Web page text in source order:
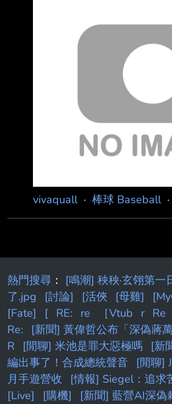
vivaquall· 棒球 Baseball·
熱門搜尋 ： [鳴潮] 秧秧·玄翎第一
了.jpg
[討論] [活俠 [母雞]
[Fate]
[ RE: re ［Vtub r Re
Re:
[新聞] 黃偉哲公布「深偽蔣
R
[閒聊] 米池是罪大惡極嗎
[新
編出事了！合成總統聲音
[閒聊]
月手遊營收
[情報] Siegel：追求
[Live]
[購機]
[新聞] 藍營AI深偽